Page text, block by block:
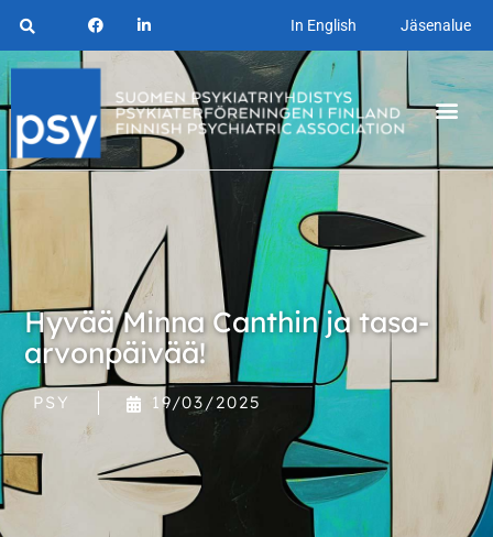
In English Jäsenalue
Hyvää Minna Canthin ja tasa-
arvonpäivää!
PSY 19/03/2025